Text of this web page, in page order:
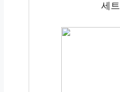
세트